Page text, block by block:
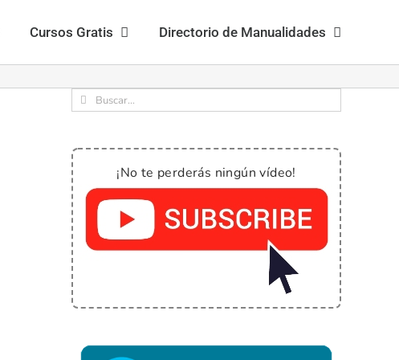
Cursos Gratis Directorio de Manualidades
Buscar:
¡No te perderás ningún vídeo!